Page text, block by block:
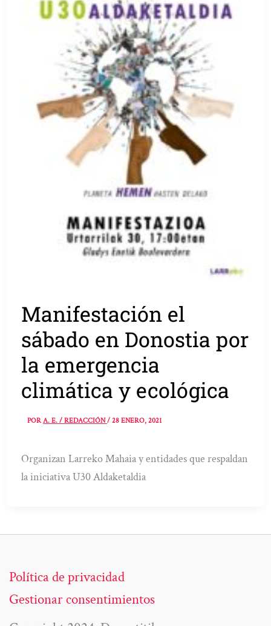
Manifestación el
sábado en Donostia por
la emergencia
climática y ecológica
PORA. E. / REDACCIÓN/28 ENERO, 2021
Organizan Larreko Mahaia y entidades que respaldan
la iniciativa U30 Aldaketaldia
Política de privacidad
Gestionar consentimientos